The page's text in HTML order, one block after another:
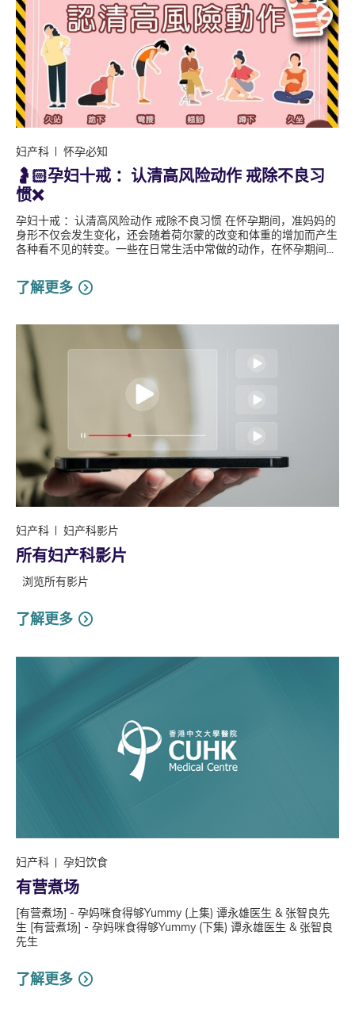
妇产科 怀孕必知
🤰🏻孕妇十戒 ：认清高风险动作 戒除不良习
惯❌
孕妇十戒 ：认清高风险动作 戒除不良习惯 在怀孕期间，准妈妈的
身形不仅会发生变化，还会随着荷尔蒙的改变和体重的增加而产生
各种看不见的转变。一些在日常生活中常做的动作，在怀孕期间...
了解更多
妇产科 妇产科影片
所有妇产科影片
浏览所有影片
了解更多
妇产科 孕妇饮食
有营煮场
[有营煮场] - 孕妈咪食得够Yummy (上集) 谭永雄医生 & 张智良先
生 [有营煮场] - 孕妈咪食得够Yummy (下集) 谭永雄医生 & 张智良
先生
了解更多